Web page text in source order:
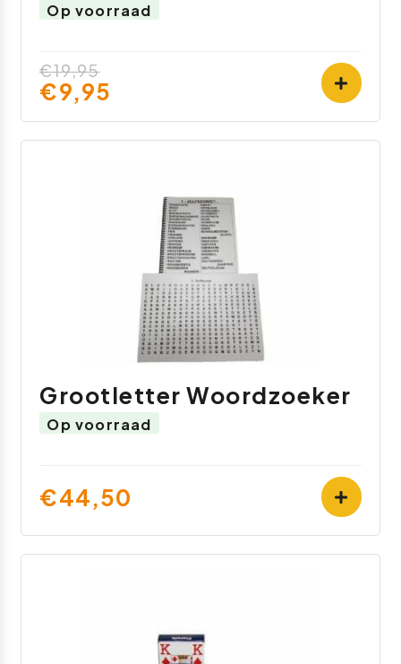
Op voorraad
€19,95
€9,95
Grootletter Woordzoeker
Op voorraad
€44,50